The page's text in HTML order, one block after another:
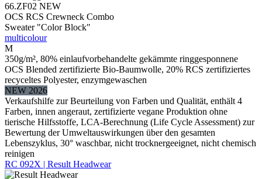
66.ZF02 NEW
OCS RCS Crewneck Combo
Sweater "Color Block"
multicolour
M
350g/m², 80% einlaufvorbehandelte gekämmte ringgesponnene
OCS Blended zertifizierte Bio-Baumwolle, 20% RCS zertifiziertes
recyceltes Polyester, enzymgewaschen
NEW 2026
Verkaufshilfe zur Beurteilung von Farben und Qualität, enthält 4
Farben, innen angeraut, zertifizierte vegane Produktion ohne
tierische Hilfsstoffe, LCA-Berechnung (Life Cycle Assessment) zur
Bewertung der Umweltauswirkungen über den gesamten
Lebenszyklus, 30° waschbar, nicht trocknergeeignet, nicht chemisch
reinigen
RC 092X | Result Headwear